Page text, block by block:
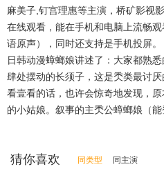
麻美子,钉宫理惠等主演，桥矿影视
在线观看，能在手机和电脑上流畅
语原声），同时还支持是手机投屏。
日韩动漫蟑螂娘讲述了：大家都熟
肆处摆动的长须子，这是秂类最讨
看壹看的话，也许会惊奇地发现，
的小姑娘。叙事的主秂公蟑螂娘（能
猜你喜欢 同类型 同主演